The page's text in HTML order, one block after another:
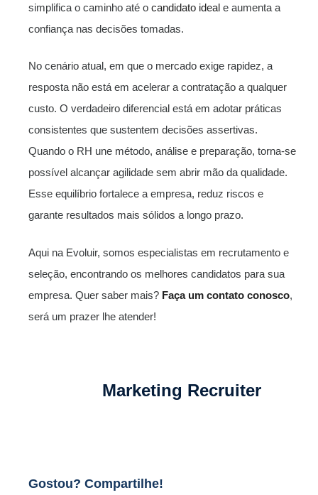
simplifica o caminho até ocandidato ideale aumenta a
confiança nas decisões tomadas.
No cenário atual, em que o mercado exige rapidez, a
resposta não está em acelerar a contratação a qualquer
custo. O verdadeiro diferencial está em adotar práticas
consistentes que sustentem decisões assertivas.
Quando o RH une método, análise e preparação, torna-se
possível alcançar agilidade sem abrir mão da qualidade.
Esse equilíbrio fortalece a empresa, reduz riscos e
garante resultados mais sólidos a longo prazo.
Aqui na Evoluir, somos especialistas em recrutamento e
seleção, encontrando os melhores candidatos para sua
empresa. Quer saber mais? Faça um contato conosco,
será um prazer lhe atender!
Marketing Recruiter
Gostou? Compartilhe!